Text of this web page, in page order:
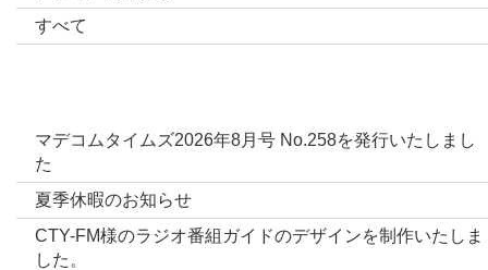
すべて
マデコムタイムズ2026年8月号 No.258を発行いたしまし
た
夏季休暇のお知らせ
CTY-FM様のラジオ番組ガイドのデザインを制作いたしま
した。